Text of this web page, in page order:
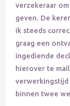
verzekeraar
geven. De
ik steeds
graag een
ingediende
hierover te
verwerkingstijd
binnen twee